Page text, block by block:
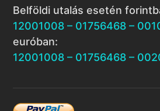
Belföldi utalás esetén
12001008 – 01756468 –
euróban:
12001008 – 01756468 –